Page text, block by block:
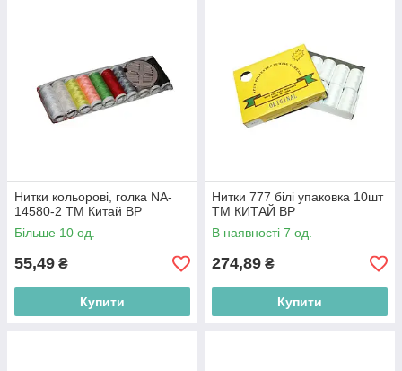
Нитки кольорові, голка NA-
14580-2 ТМ Китай BP
Більше 10 од.
55,49 ₴
Купити
Нитки 777 білі упаковка 10шт
ТМ КИТАЙ BP
В наявності 7 од.
274,89 ₴
Купити